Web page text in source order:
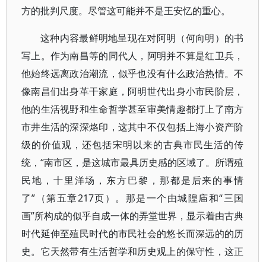
方的批判尺度。尽管这可能并不是王安忆的重心。
这种内容最鲜明地呈现在对阿明（何向明）的书
写上。作为南昌等的同代人，阿明并不算是红卫兵，
他始终远离政治潮流，似乎也没有什么政治热情。不
像南昌们出身革干家庭，阿明世代出身小市民阶层，
他的生活视野和生命哲学甚至审美情趣都打上了南方
市井生活的深深烙印，这其中不仅包括上海小资产阶
级的价值观，还包括宋明以来的古典市民生活的传
统，“南市区，是这城市最具历史感的区域了。所谓殖
民地，十里洋场，东方巴黎，那都是后来的事情
了”（第五章217页）。那是一个由城隍庙和“三国
画”所构成的似乎自成一体的弄堂世界，显示着由古典
时代延伸至殖民时代的市民社会的悠长而深远的的历
史。它天然带有生活哲学和历史观上的保守性，这正